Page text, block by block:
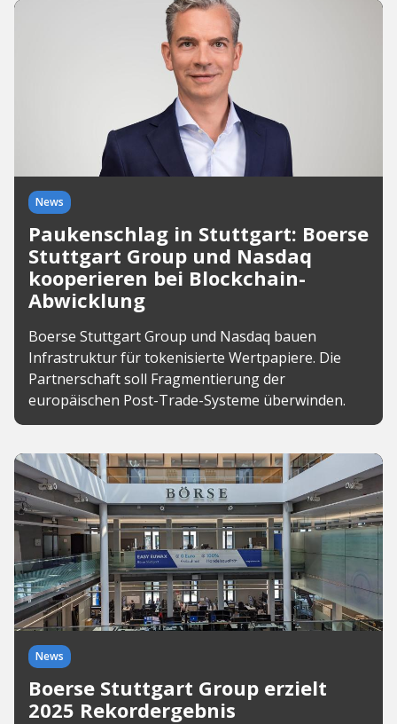
News
Paukenschlag in Stuttgart: Boerse
Stuttgart Group und Nasdaq
kooperieren bei Blockchain-
Abwicklung
Boerse Stuttgart Group und Nasdaq bauen
Infrastruktur für tokenisierte Wertpapiere. Die
Partnerschaft soll Fragmentierung der
europäischen Post-Trade-Systeme überwinden.
News
Boerse Stuttgart Group erzielt
2025 Rekordergebnis